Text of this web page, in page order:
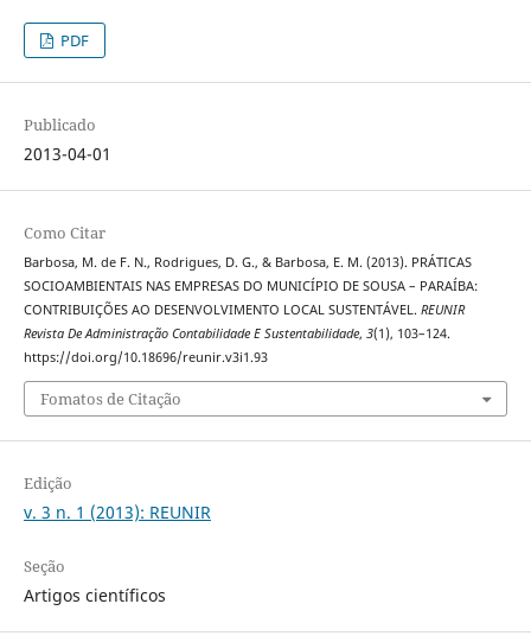
PDF
Publicado
2013-04-01
Como Citar
Barbosa, M. de F. N., Rodrigues, D. G., & Barbosa, E. M. (2013). PRÁTICAS
SOCIOAMBIENTAIS NAS EMPRESAS DO MUNICÍPIO DE SOUSA – PARAÍBA:
CONTRIBUIÇÕES AO DESENVOLVIMENTO LOCAL SUSTENTÁVEL. REUNIR
Revista De Administração Contabilidade E Sustentabilidade, 3(1), 103–124.
https://doi.org/10.18696/reunir.v3i1.93
Fomatos de Citação
Edição
v. 3 n. 1 (2013): REUNIR
Seção
Artigos científicos